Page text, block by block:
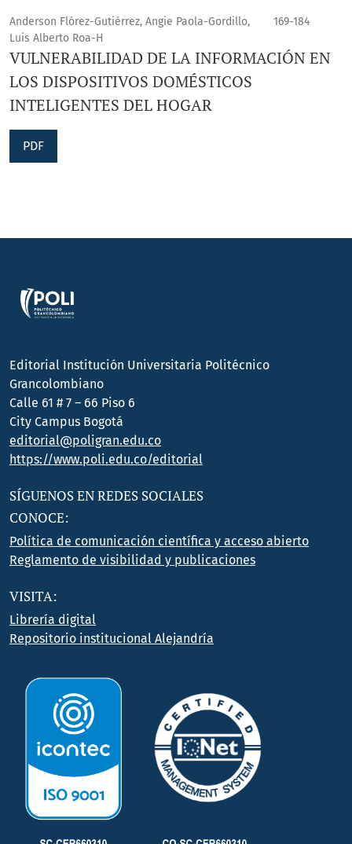
Anderson Flórez-Gutiérrez, Angie Paola-Gordillo,
Luis Alberto Roa-H
169-184
VULNERABILIDAD DE LA INFORMACIÓN EN
LOS DISPOSITIVOS DOMÉSTICOS
INTELIGENTES DEL HOGAR
PDF
Editorial Institución Universitaria Politécnico
Grancolombiano
Calle 61 # 7 – 66 Piso 6
City Campus Bogotá
editorial@poligran.edu.co
https://www.poli.edu.co/editorial
SÍGUENOS EN REDES SOCIALES
CONOCE:
Política de comunicación científica y acceso abierto
Reglamento de visibilidad y publicaciones
VISITA:
Librería digital
Repositorio institucional Alejandría